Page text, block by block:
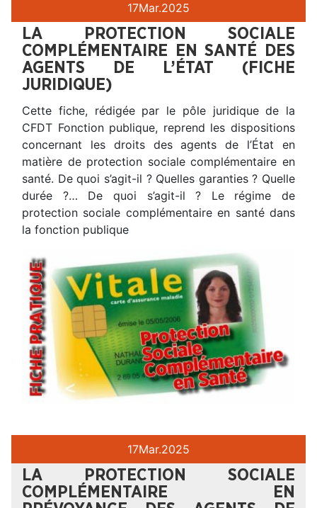
17Mar.2025
LA PROTECTION SOCIALE
COMPLÉMENTAIRE EN SANTÉ DES
AGENTS DE L’ÉTAT (FICHE
JURIDIQUE)
Cette fiche, rédigée par le pôle juridique de la
CFDT Fonction publique, reprend les dispositions
concernant les droits des agents de l’État en
matière de protection sociale complémentaire en
santé. De quoi s’agit-il ? Quelles garanties ? Quelle
durée ?… De quoi s’agit-il ? Le régime de
protection sociale complémentaire en santé dans
la fonction publique
17Mar.2025
LA PROTECTION SOCIALE
COMPLÉMENTAIRE EN